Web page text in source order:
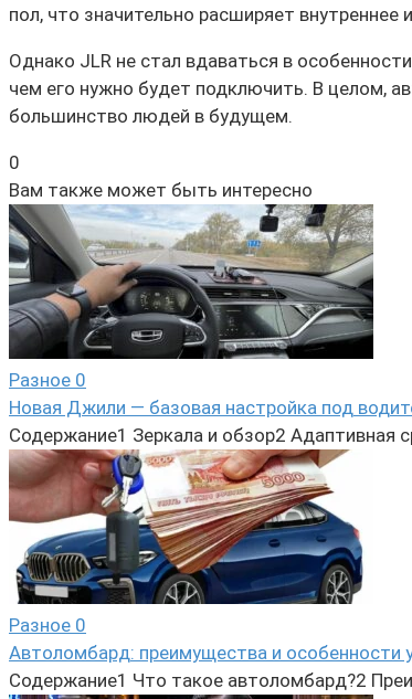
пол, что значительно расширяет внутреннее
Однако JLR не стал вдаваться в
чем его нужно будет подключить. В целом,
большинство людей в будущем.
0
Вам также может быть интересно
Разное 0
Новая Джили — базовая настройка под
Содержание1 Зеркала и обзор2 Адаптивная
Разное 0
Автоломбард: преимущества и особенности
Содержание1 Что такое автоломбард?2